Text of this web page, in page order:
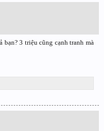
bạn? 3 triệu cũng cạnh tranh mà